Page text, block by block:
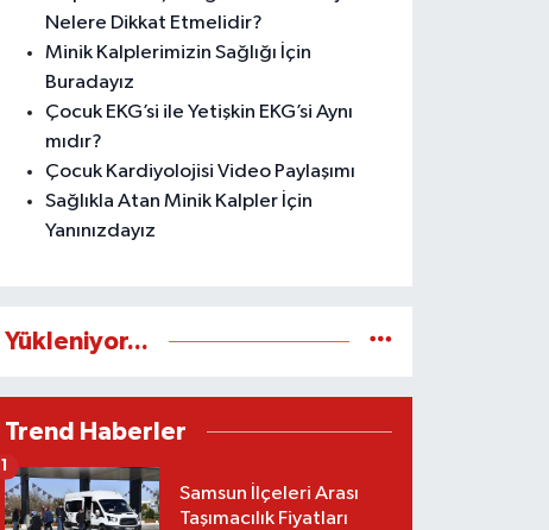
Nelere Dikkat Etmelidir?
Minik Kalplerimizin Sağlığı İçin
Buradayız
Çocuk EKG’si ile Yetişkin EKG’si Aynı
mıdır?
Çocuk Kardiyolojisi Video Paylaşımı
Sağlıkla Atan Minik Kalpler İçin
Yanınızdayız
Yükleniyor...
Trend Haberler
Samsun İlçeleri Arası
Taşımacılık Fiyatları
1